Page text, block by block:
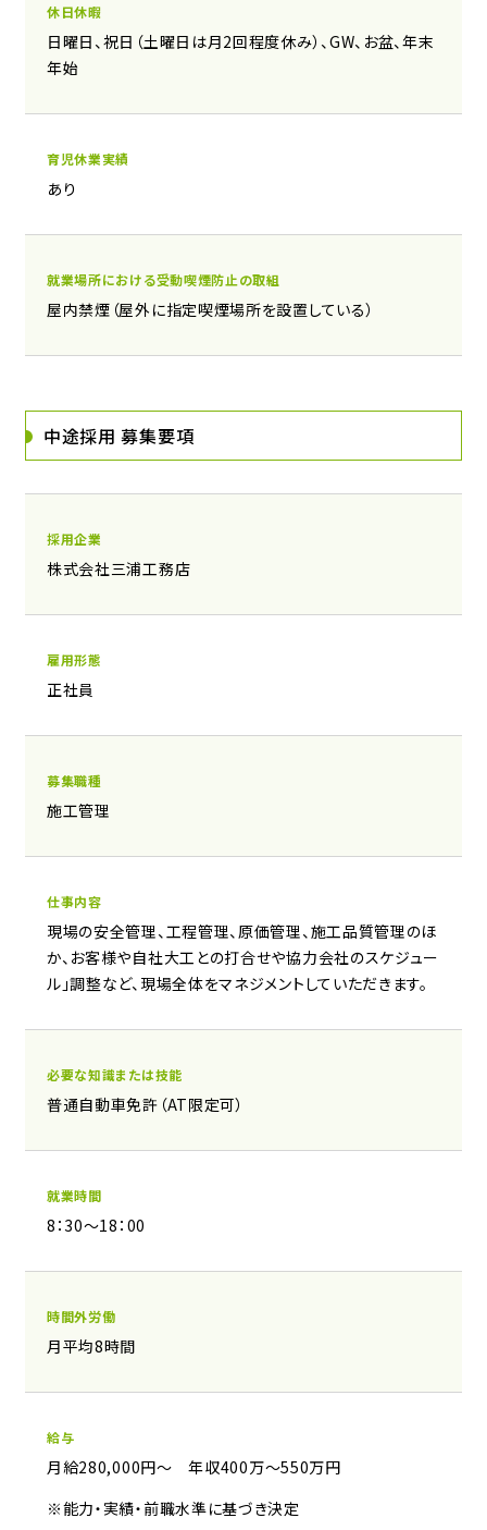
休日休暇
日曜日、祝日（土曜日は月2回程度休み）、GW、お盆、年末
年始
育児休業実績
あり
就業場所における受動喫煙防止の取組
屋内禁煙（屋外に指定喫煙場所を設置している）
中途採用 募集要項
採用企業
株式会社三浦工務店
雇用形態
正社員
募集職種
施工管理
仕事内容
現場の安全管理、工程管理、原価管理、施工品質管理のほ
か、お客様や自社大工との打合せや協力会社のスケジュー
ル」調整など、現場全体をマネジメントしていただきます。
必要な知識または技能
普通自動車免許（AT限定可）
就業時間
8：30～18：00
時間外労働
月平均8時間
給与
月給280,000円～ 年収400万～550万円
※能力・実績・前職水準に基づき決定